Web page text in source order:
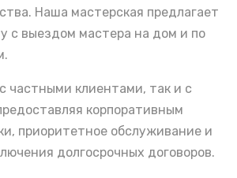
Наша мастерская предлагает
с выездом мастера на дом и по
частными клиентами, так и с
корпоративным
приоритетное обслуживание и
долгосрочных договоров.